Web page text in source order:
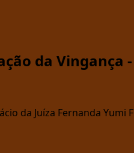
da Vingança
da Juíza Fernanda